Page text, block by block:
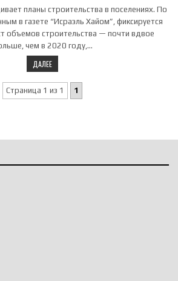
планы строительства в поселениях. По
в газете “Исраэль Хайом”, фиксируется
объемов строительства — почти вдвое
чем в 2020 году,…
ДАЛЕЕ
Страница 1 из 1 1